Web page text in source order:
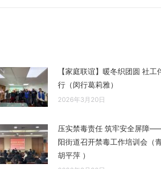
【家庭联谊】暖冬织团圆 社工
行（闵行葛莉雅）
2026年3月20日
压实禁毒责任 筑牢安全屏障
阳街道召开禁毒工作培训会（
胡平萍 ）